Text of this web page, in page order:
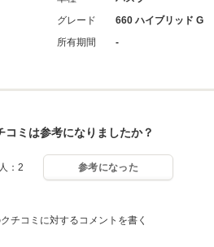
グレード
660 ハイブリッド G
所有期間
-
コミは参考になりましたか？
：2 参考になった
チコミに対するコメントを書く